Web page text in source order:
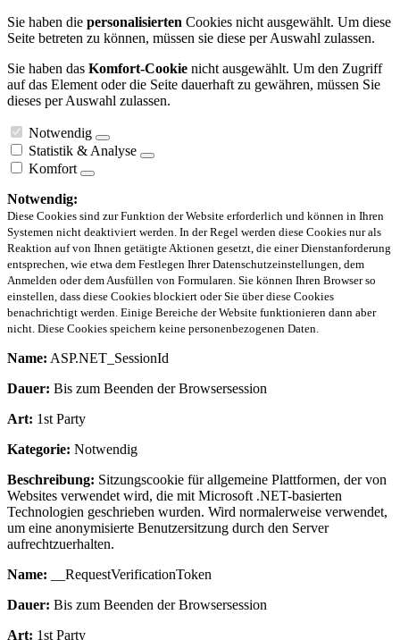
Sie haben die personalisierten Cookies nicht ausgewählt. Um diese
Seite betreten zu können, müssen sie diese per Auswahl zulassen.
Sie haben das Komfort-Cookie nicht ausgewählt. Um den Zugriff
auf das Element oder die Seite dauerhaft zu gewähren, müssen Sie
dieses per Auswahl zulassen.
Notwendig
Statistik & Analyse
Komfort
Notwendig:
Diese Cookies sind zur Funktion der Website erforderlich und können in Ihren
Systemen nicht deaktiviert werden. In der Regel werden diese Cookies nur als
Reaktion auf von Ihnen getätigte Aktionen gesetzt, die einer Dienstanforderung
entsprechen, wie etwa dem Festlegen Ihrer Datenschutzeinstellungen, dem
Anmelden oder dem Ausfüllen von Formularen. Sie können Ihren Browser so
einstellen, dass diese Cookies blockiert oder Sie über diese Cookies
benachrichtigt werden. Einige Bereiche der Website funktionieren dann aber
nicht. Diese Cookies speichern keine personenbezogenen Daten.
Name: ASP.NET_SessionId
Dauer: Bis zum Beenden der Browsersession
Art: 1st Party
Kategorie: Notwendig
Beschreibung: Sitzungscookie für allgemeine Plattformen, der von
Websites verwendet wird, die mit Microsoft .NET-basierten
Technologien geschrieben wurden. Wird normalerweise verwendet,
um eine anonymisierte Benutzersitzung durch den Server
aufrechtzuerhalten.
Name: __RequestVerificationToken
Dauer: Bis zum Beenden der Browsersession
Art: 1st Party